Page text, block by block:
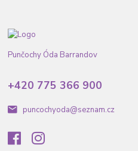
Punčochy Óda Barrandov
+420 775 366 900
puncochyoda@seznam.cz